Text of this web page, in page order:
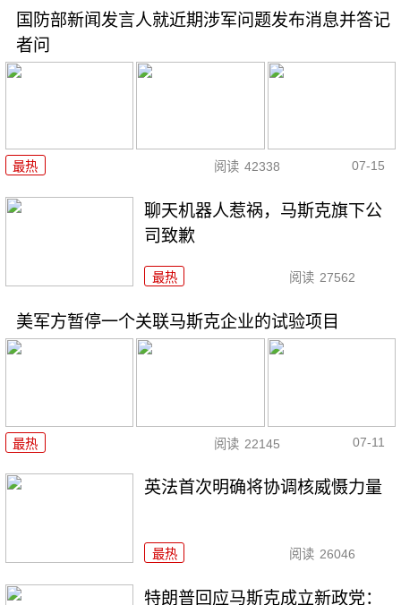
国防部新闻发言人就近期涉军问题发布消息并答记
者问
最热 阅读 42338 07-15
聊天机器人惹祸，马斯克旗下公
司致歉
最热 阅读 27562
美军方暂停一个关联马斯克企业的试验项目
最热 阅读 22145 07-11
英法首次明确将协调核威慑力量
最热 阅读 26046
特朗普回应马斯克成立新政党：